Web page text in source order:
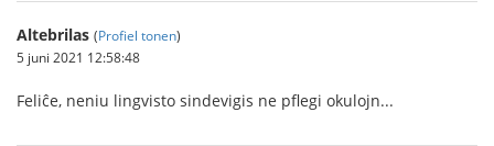
Altebrilas (Profiel tonen)
5 juni 2021 12:58:48
Feliĉe, neniu lingvisto sindevigis ne pflegi okulojn...